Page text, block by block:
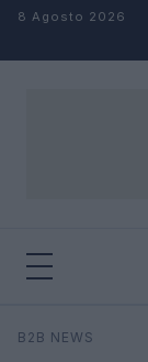
Salta al contenuto
8 Agosto 2026
Cerca
B2B NEWS